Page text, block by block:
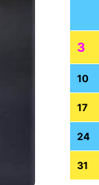
3
10
17
24
31